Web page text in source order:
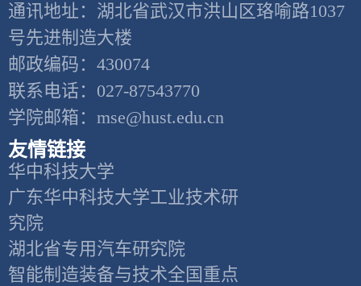
通讯地址：湖北省武汉市洪山区珞喻路1037
号先进制造大楼
邮政编码：430074
联系电话：027-87543770
学院邮箱：mse@hust.edu.cn
友情链接
华中科技大学
广东华中科技大学工业技术研
究院
湖北省专用汽车研究院
智能制造装备与技术全国重点